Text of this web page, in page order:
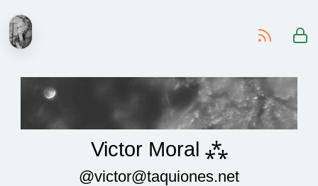
Victor Moral ⁂
@victor@taquiones.net